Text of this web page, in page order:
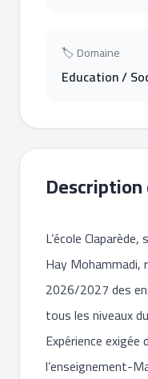
🏷 Domaine
Education /
L’école
Hay Mohammadi,
2026/2027 des
tous les niveaux
Expérience exigée
l’enseignement-